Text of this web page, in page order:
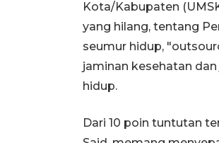
Kota/Kabupaten
yang hilang, tentang
seumur hidup,
jaminan kesehatan
hidup.
Dari 10 poin tuntutan